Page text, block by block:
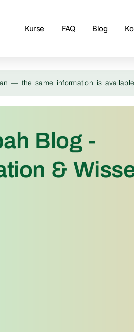
Kurse FAQ Blog
— the same information is
Blog -
&